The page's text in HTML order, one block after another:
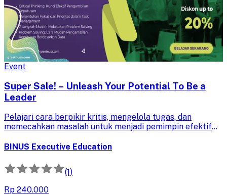
Event
Super Sale! – Unleash Your Potential To Be a
Leader
Pelajari cara berpikir kritis, mengelola tugas, dan
memecahkan masalah untuk menjadi pemimpin efektif
Anda.
BINUS Executive Education
(1)
Rp 240.000